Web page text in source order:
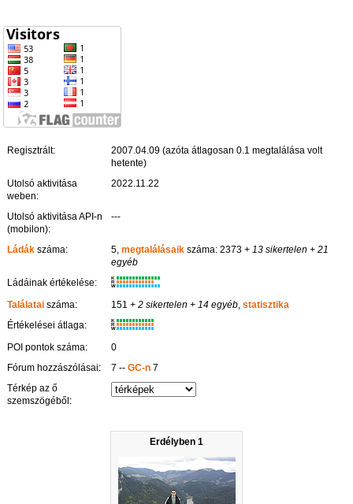
Erdélyben 1
Regisztrált:
2007.04.09 (azóta átlagosan 0.1 megtalálása volt
hetente)
Utolsó aktivitása
weben:
2022.11.22
Utolsó aktivitása API-n
(mobilon):
---
Ládák száma: 5,megtalálásaik száma: 2373 + 13 sikertelen + 21
egyéb
Ládáinak értékelése:
K
R
W
Találatai száma: 151 + 2 sikertelen + 14 egyéb,statisztika
Értékelései átlaga:
K
R
W
POI pontok száma:
0
Fórum hozzászólásai:
7 --GC-n 7
Térkép az ő
szemszögéből: